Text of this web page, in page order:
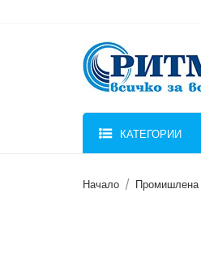
КАТЕГОРИИ
Начало Промишлена